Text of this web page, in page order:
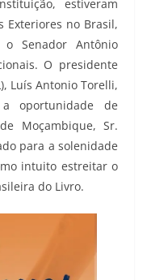
estiveram
Exteriores no Brasil,
Senador Antônio
O presidente
Luís Antonio Torelli,
oportunidade de
Moçambique, Sr.
para a solenidade
intuito estreitar o
do Livro.